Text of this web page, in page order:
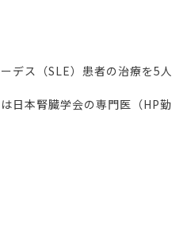
デス（SLE）患者の治療を5人
本腎臓学会の専門医（HP勤